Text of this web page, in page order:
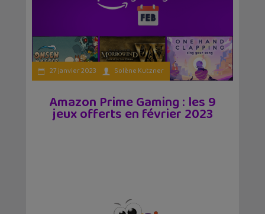
27 janvier 2023 Solène Kutzner
Amazon Prime Gaming : les 9
jeux offerts en février 2023